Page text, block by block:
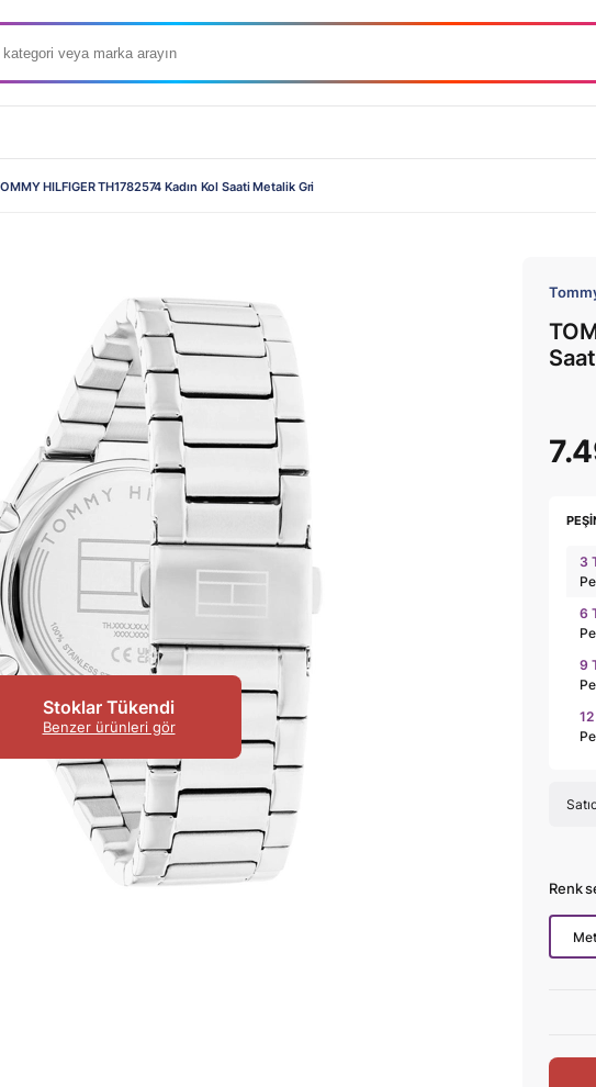
HILFIGER TH1782574 Kadın Kol Saati Metalik Gri
Stoklar Tükendi
Benzer ürünleri gör
3
6
9
Renk